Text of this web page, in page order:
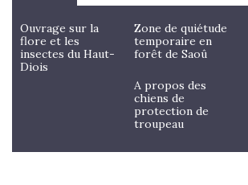
Ouvrage sur la
flore et les
insectes du Haut-
Diois
Zone de quiétude
temporaire en
forêt de Saoû
A propos des
chiens de
protection de
troupeau